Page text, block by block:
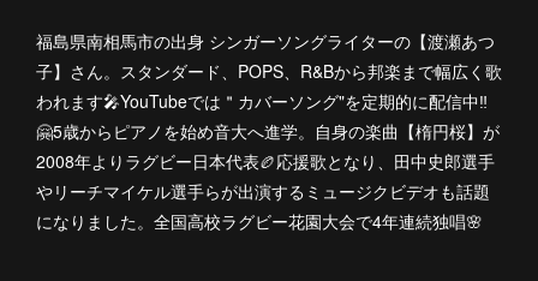
福島県南相馬市の出身 シンガーソングライターの【渡瀬あつ
子】さん。スタンダード、POPS、R&Bから邦楽まで幅広く歌
われます🎤YouTubeでは＂カバーソング"を定期的に配信中‼︎
🤗5歳からピアノを始め音大へ進学。自身の楽曲【楕円桜】が
2008年よりラグビー日本代表🏉応援歌となり、田中史郎選手
やリーチマイケル選手らが出演するミュージクビデオも話題
になりました。全国高校ラグビー花園大会で4年連続独唱🌸